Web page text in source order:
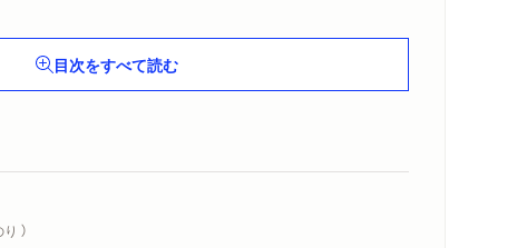
ッチ／大久保直幹訳
目次をすべて読む
）